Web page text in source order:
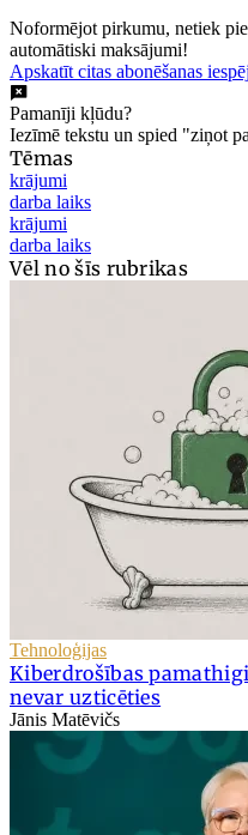
Noformējot pirkumu, netiek
automātiski maksājumi!
Apskatīt citas abonēšanas
Pamanīji kļūdu?
Iezīmē tekstu un spied "ziņot
Tēmas
krājumi
darba laiks
krājumi
darba laiks
Vēl no šīs rubrikas
Tehnoloģijas
Kiberdrošības
nevar uzticēties
Jānis Matēvičs